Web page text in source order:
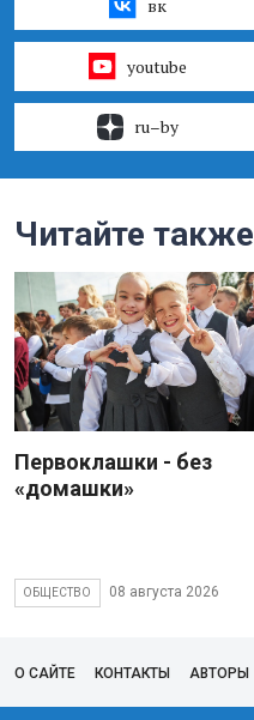
вк
youtube
ru–by
Читайте также
Первоклашки - без
«домашки»
ОБЩЕСТВО 08 августа 2026
О САЙТЕ КОНТАКТЫ АВТОРЫ